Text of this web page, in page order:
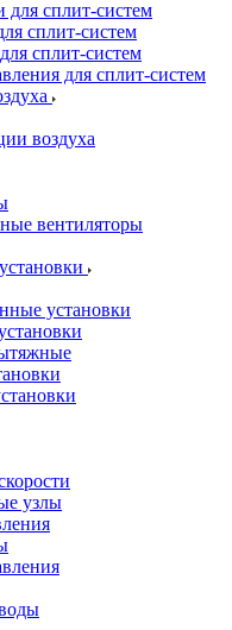
для сплит-систем
сплит-систем
сплит-систем
для сплит-систем
воздуха
вентиляторы
установки
узлы